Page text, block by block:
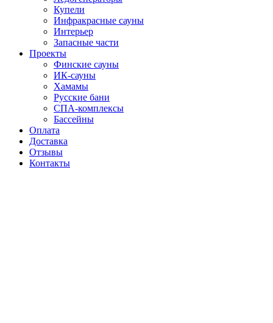
Купели
Инфракрасные сауны
Интерьер
Запасные части
Проекты
Финские сауны
ИК-сауны
Хамамы
Русские бани
СПА-комплексы
Бассейны
Оплата
Доставка
Отзывы
Контакты